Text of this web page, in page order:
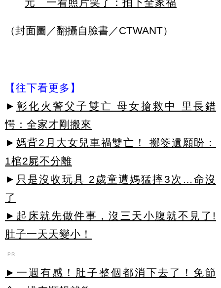
（封面圖／翻攝自臉書／CTWANT）
【往下看更多】
► 彰化火警父子雙亡 母女搶救中 里長錯
愕：全家才剛搬來
► 媽背2月大女兒車禍雙亡！ 擲筊遺願盼：
1棺2屍不分離
► 只是沒收玩具 2歲童遭媽猛摔3次…命沒
了
►起床就先做件事，沒三天小腹就不見了!
肚子一天天變小！
PR
►一週有感！肚子整個都消下去了！免節